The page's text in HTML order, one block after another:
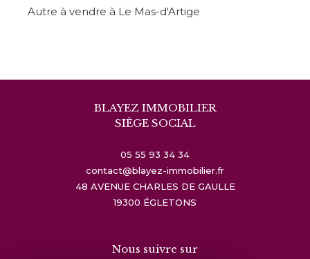
Autre à vendre à Le Mas-d'Artige
BLAYEZ IMMOBILIER
SIÈGE SOCIAL
05 55 93 34 34
contact@blayez-immobilier.fr
48 AVENUE CHARLES DE GAULLE
19300
ÉGLETONS
Nous suivre sur